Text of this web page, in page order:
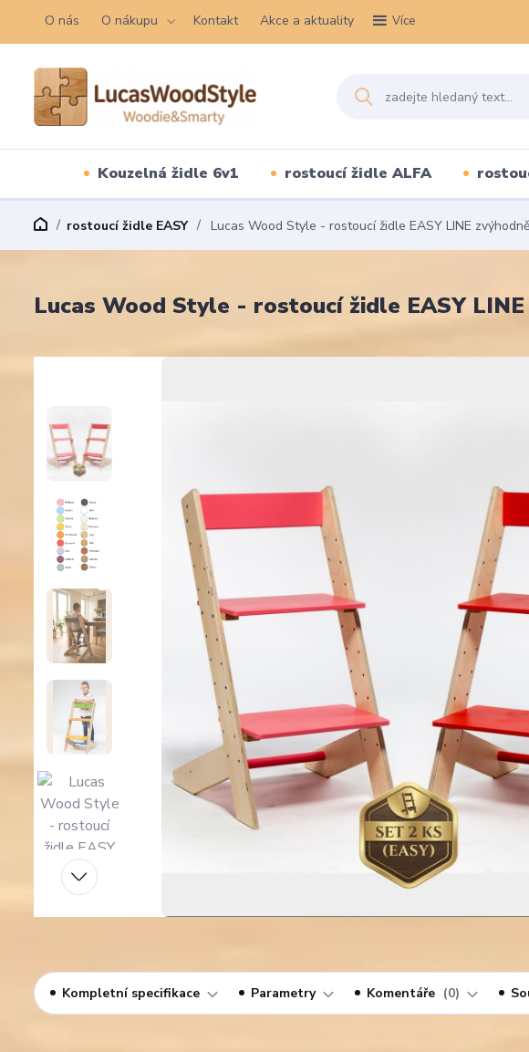
O nás O nákupu Kontakt Akce a aktuality Více
Kouzelná židle 6v1 rostoucí židle ALFA
rostoucí židle EASY Lucas Wood Style - rostoucí židle EASY LINE
Lucas Wood Style - rostoucí židle EASY
Kompletní specifikace Parametry Komentáře 0